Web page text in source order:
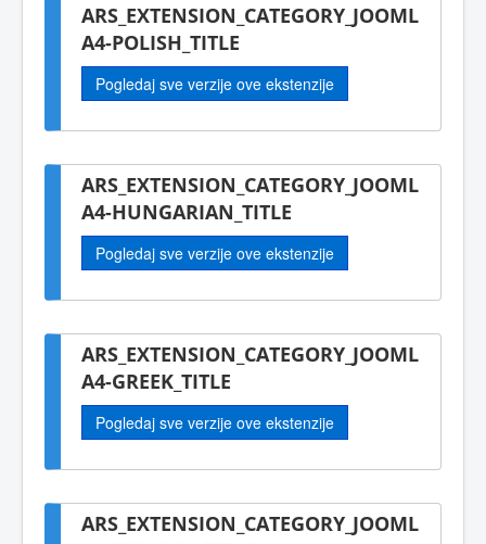
ARS_EXTENSION_CATEGORY_JOOML
A4-POLISH_TITLE
Pogledaj sve verzije ove ekstenzije
ARS_EXTENSION_CATEGORY_JOOML
A4-HUNGARIAN_TITLE
Pogledaj sve verzije ove ekstenzije
ARS_EXTENSION_CATEGORY_JOOML
A4-GREEK_TITLE
Pogledaj sve verzije ove ekstenzije
ARS_EXTENSION_CATEGORY_JOOML